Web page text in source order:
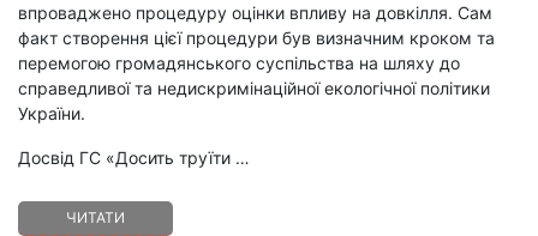
впроваджено процедуру оцінки впливу на довкілля. Сам
факт створення цієї процедури був визначним кроком та
перемогою громадянського суспільства на шляху до
справедливої та недискримінаційної екологічної політики
України.
Досвід ГС «Досить труїти …
ЧИТАТИ